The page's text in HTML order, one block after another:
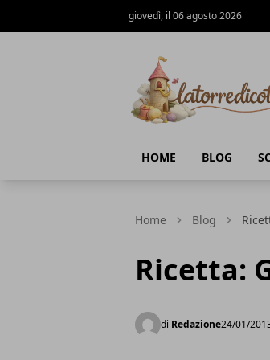
giovedì, il 06 agosto 2026
HOME BLOG
Home Blog
Ricetta:
di Redazione24/01/